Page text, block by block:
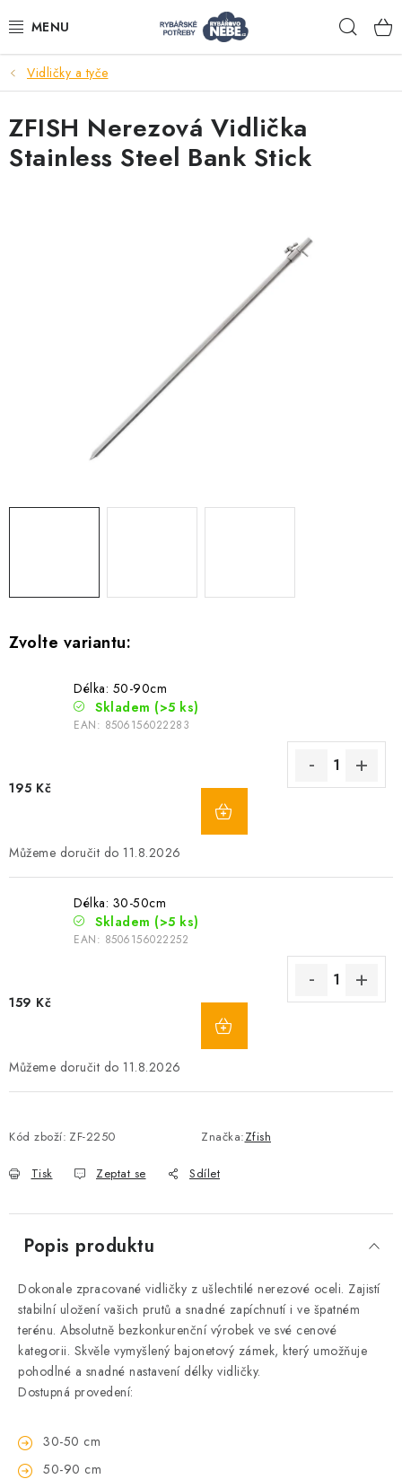
na
Akce
Navijáky
Vidličky a tyče
Délka: 50-90cm
Skladem (>5 ks)
EAN: 8506156022283
195 Kč
11.8.2026
Délka: 30-50cm
Skladem (>5 ks)
EAN: 8506156022252
159 Kč
11.8.2026
Kód zboží: ZF-2250 Značka:Zfish
Tisk Zeptat se Sdílet
ZFISH Nerezová Vidlička
Stainless Steel Bank Stick
Popis produktu
Dokonale zpracované vidličky z ušlechtilé nerezové oceli. Zajistí
stabilní uložení vašich prutů a snadné zapíchnutí i ve špatném
terénu. Absolutně bezkonkurenční výrobek ve své cenové
kategorii. Skvěle vymyšlený bajonetový zámek, který umožňuje
pohodlné a snadné nastavení délky vidličky.
Dostupná provedení:
30-50 cm
50-90 cm